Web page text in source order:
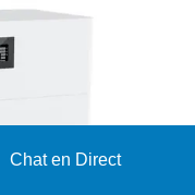
Chat en Direct